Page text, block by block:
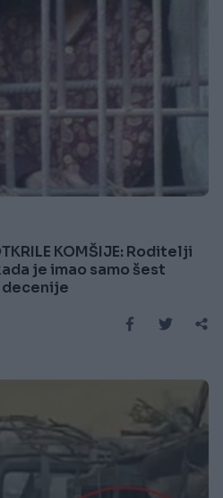
KOMŠIJE: Roditelji
je imao samo šest